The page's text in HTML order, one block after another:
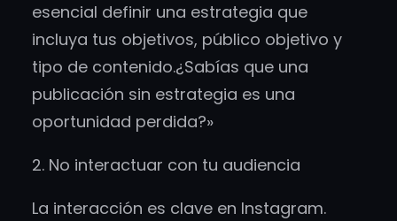
esencial definir una estrategia que
incluya tus objetivos, público objetivo y
tipo de contenido.¿Sabías que una
publicación sin estrategia es una
oportunidad perdida?»
2. No interactuar con tu audiencia
La interacción es clave en Instagram.